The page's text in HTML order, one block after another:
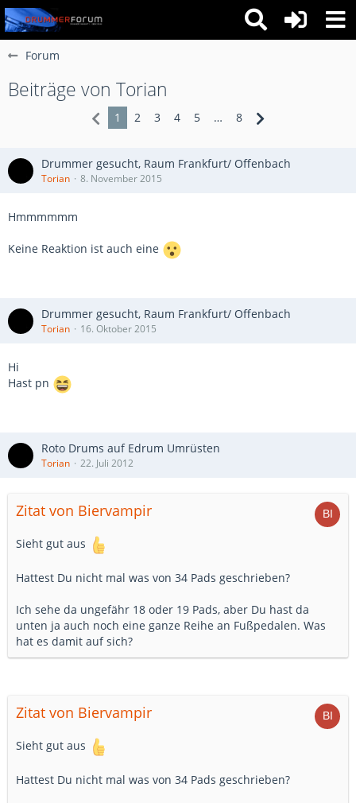
Forum
Beiträge von Torian
1 2 3 4 5 … 8
Drummer gesucht, Raum Frankfurt/ Offenbach
Torian 8. November 2015
Hmmmmmm
Keine Reaktion ist auch eine
Drummer gesucht, Raum Frankfurt/ Offenbach
Torian 16. Oktober 2015
Hi
Hast pn
Roto Drums auf Edrum Umrüsten
Torian 22. Juli 2012
Zitat von Biervampir
Sieht gut aus
Hattest Du nicht mal was von 34 Pads geschrieben?
Ich sehe da ungefähr 18 oder 19 Pads, aber Du hast da
unten ja auch noch eine ganze Reihe an Fußpedalen. Was
hat es damit auf sich?
Zitat von Biervampir
Sieht gut aus
Hattest Du nicht mal was von 34 Pads geschrieben?